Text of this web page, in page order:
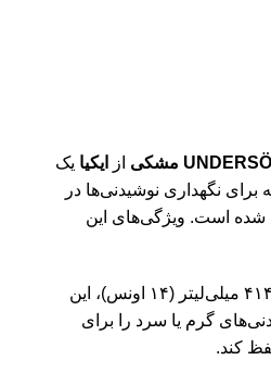
از ایکیا یک
نگهداری نوشیدنی‌ها در
است. ویژگی‌های این
: با ظرفیت ۴۱۴ میلی‌لیتر (۱۴ اونس)، این
گرم یا سرد را برای
کند.